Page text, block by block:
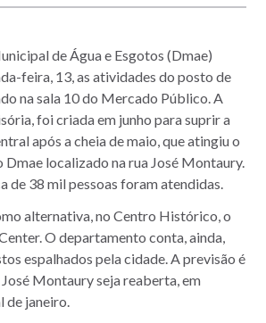
de Água e Esgotos (Dmae)
feira, 13, as atividades do posto de
na sala 10 do Mercado Público. A
foi criada em junho para suprir a
após a cheia de maio, que atingiu o
localizado na rua José Montaury.
de 38 mil pessoas foram atendidas.
alternativa, no Centro Histórico, o
O departamento conta, ainda,
espalhados pela cidade. A previsão é
José Montaury seja reaberta, em
janeiro.